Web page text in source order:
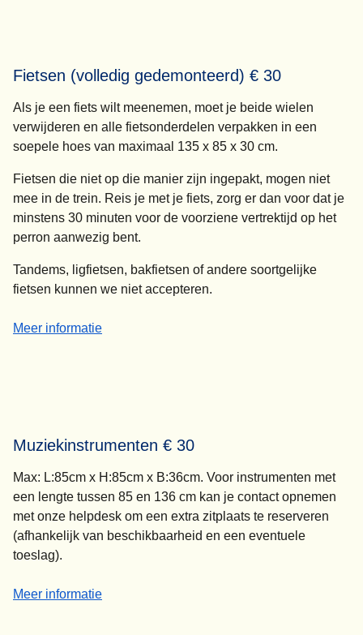
Fietsen (volledig gedemonteerd) € 30
Als je een fiets wilt meenemen, moet je beide wielen
verwijderen en alle fietsonderdelen verpakken in een
soepele hoes van maximaal 135 x 85 x 30 cm.
Fietsen die niet op die manier zijn ingepakt, mogen niet
mee in de trein. Reis je met je fiets, zorg er dan voor dat je
minstens 30 minuten voor de voorziene vertrektijd op het
perron aanwezig bent.
Tandems, ligfietsen, bakfietsen of andere soortgelijke
fietsen kunnen we niet accepteren.
Meer informatie
-Fietsen (volledig gedemonteerd) € 30
Muziekinstrumenten € 30
Max: L:85cm x H:85cm x B:36cm. Voor instrumenten met
een lengte tussen 85 en 136 cm kan je contact opnemen
met onze helpdesk om een extra zitplaats te reserveren
(afhankelijk van beschikbaarheid en een eventuele
toeslag).
Meer informatie
-Muziekinstrumenten € 30